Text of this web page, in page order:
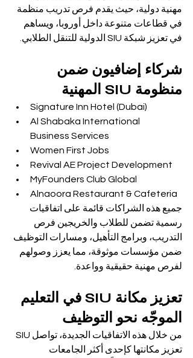
مهنية دولية، حيث يقدم فرص تدريب منظمة
في قطاعات متنوعة داخل أوروبا، ويساهم
في تعزيز شبكة SIU الدولية للتنقل الطلابي.
شركاء إضافيون ضمن
منظومة SIU المهنية
Signature Inn Hotel (Dubai)
Al Shabaka International
Business Services
Women First Jobs
Revival AE Project Development
MyFounders Club Global
Alnaoora Restaurant & Cafeteria
جميع هذه الشراكات قائمة على اتفاقيات
رسمية تضمن للطلاب والخريجين فرص
التدريب، وبرامج التأهيل، ومسارات التوظيف
ضمن مؤسسات موثوقة، مما يعزز وصولهم
لفرص مهنية حقيقية وواعدة.
تعزيز مكانة SIU في التعليم
الموجّه نحو التوظيف
تعزيز مكانتها كإحدى أكثر الجامعات